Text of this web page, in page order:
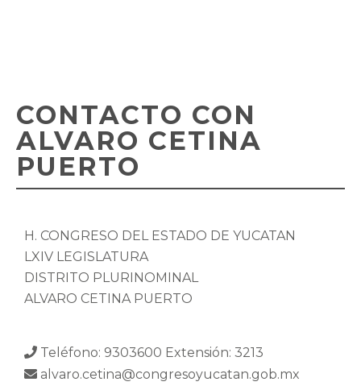
CONTACTO CON
ALVARO CETINA
PUERTO
H. CONGRESO DEL ESTADO DE YUCATÁN
LXIV LEGISLATURA
DISTRITO PLURINOMINAL
ALVARO CETINA PUERTO
Teléfono: 9303600 Extensión: 3213
alvaro.cetina@congresoyucatan.gob.mx